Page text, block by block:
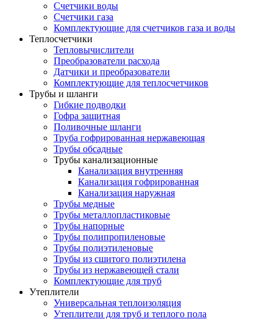
Счетчики воды
Счетчики газа
Комплектующие для счетчиков газа и воды
Теплосчетчики
Тепловычислители
Преобразователи расхода
Датчики и преобразователи
Комплектующие для теплосчетчиков
Трубы и шланги
Гибкие подводки
Гофра защитная
Поливочные шланги
Труба гофрированная нержавеющая
Трубы обсадные
Трубы канализационные
Канализация внутренняя
Канализация гофрированная
Канализация наружная
Трубы медные
Трубы металлопластиковые
Трубы напорные
Трубы полипропиленовые
Трубы полиэтиленовые
Трубы из сшитого полиэтилена
Трубы из нержавеющей стали
Комплектующие для труб
Утеплители
Универсальная теплоизоляция
Утеплители для труб и теплого пола